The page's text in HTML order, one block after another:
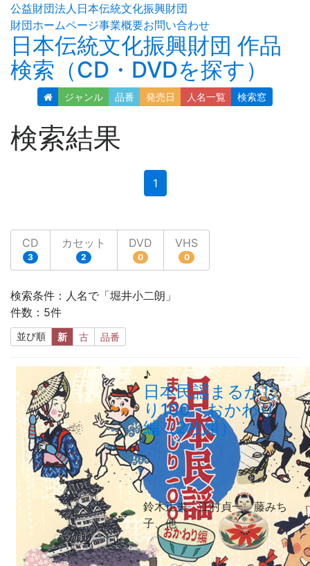
公益財団法人日本伝統文化振興財団
財団ホームページ事業概要お問い合わせ
日本伝統文化振興財団 作品
検索（CD・DVDを探す）
ジャンル 品番 発売日 人名一覧 検索窓
検索結果
1(current)
CD
3
カセット
2
DVD
0
VHS
0
検索条件：人名で「堀井小二朗」
件数：5件
並び順 新 古 品番
♪
日本民謡まるかじ
り100 おかわり
編（2枚組）
鈴木正夫、江村貞一、藤みち
子、他